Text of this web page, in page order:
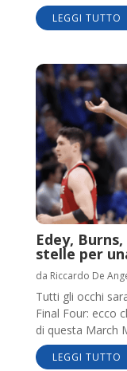
LEGGI TUTTO
Edey,
stelle per
da Riccardo De
Tutti gli occhi
Final Four: ecco
di questa March
LEGGI TUTTO